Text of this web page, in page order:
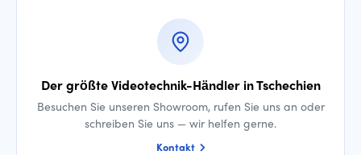
Der größte Videotechnik-Händler in Tschechien
Besuchen Sie unseren Showroom, rufen Sie uns an oder
schreiben Sie uns — wir helfen gerne.
Kontakt